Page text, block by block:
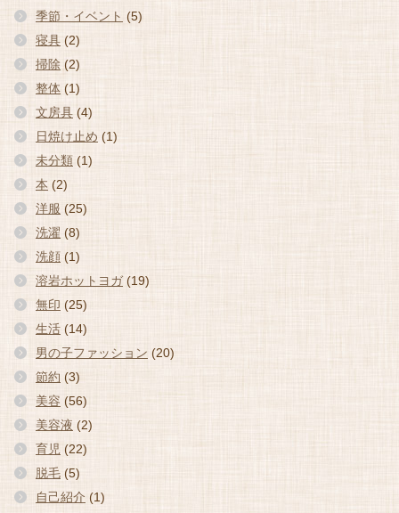
季節・イベント (5)
寝具 (2)
掃除 (2)
整体 (1)
文房具 (4)
日焼け止め (1)
未分類 (1)
本 (2)
洋服 (25)
洗濯 (8)
洗顔 (1)
溶岩ホットヨガ(19)
無印 (25)
生活 (14)
男の子ファッション (20)
節約 (3)
美容 (56)
美容液 (2)
育児 (22)
脱毛 (5)
自己紹介 (1)